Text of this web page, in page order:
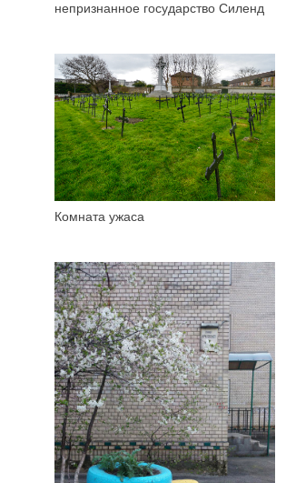
непризнанное государство Силенд
Комната ужаса
86 537
3 602